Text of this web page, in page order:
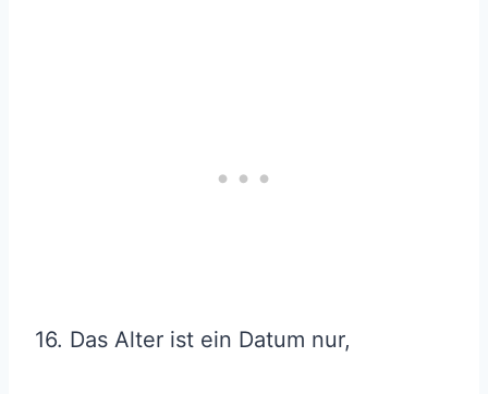
16. Das Alter ist ein Datum nur,